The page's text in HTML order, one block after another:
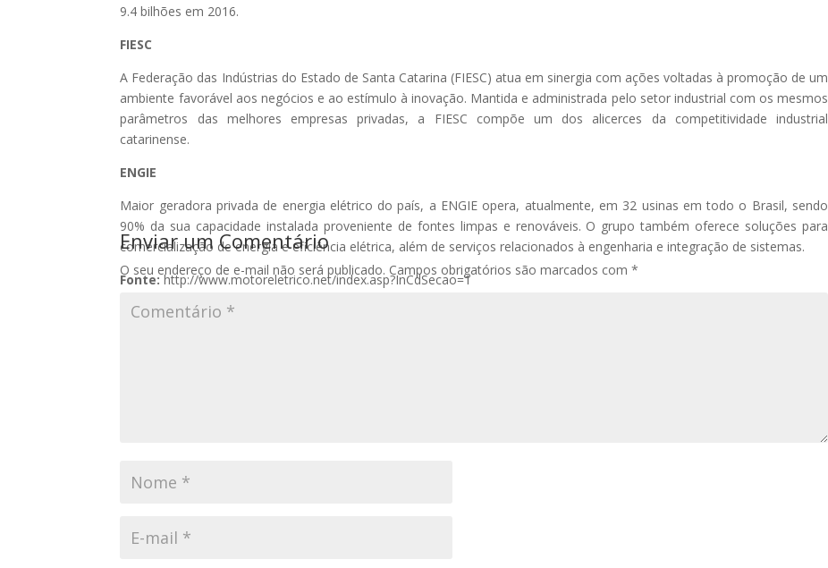
9.4 bilhões em 2016.
FIESC
A Federação das Indústrias do Estado de Santa Catarina (FIESC) atua em sinergia com ações voltadas à promoção de um
ambiente favorável aos negócios e ao estímulo à inovação. Mantida e administrada pelo setor industrial com os mesmos
parâmetros das melhores empresas privadas, a FIESC compõe um dos alicerces da competitividade industrial
catarinense.
ENGIE
Maior geradora privada de energia elétrico do país, a ENGIE opera, atualmente, em 32 usinas em todo o Brasil, sendo
90% da sua capacidade instalada proveniente de fontes limpas e renováveis. O grupo também oferece soluções para
comercialização de energia e eficiência elétrica, além de serviços relacionados à engenharia e integração de sistemas.
Fonte:http://www.motoreletrico.net/index.asp?InCdSecao=1
Enviar um Comentário
O seu endereço de e-mail não será publicado. Campos obrigatórios são marcados com*